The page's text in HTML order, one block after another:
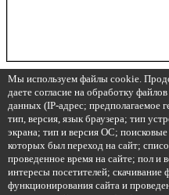
Мы используем файлы cookie.
даете согласие на обработку
данных (IP-адрес; предполагаемое
тип, версия, язык браузера; тип
экрана; тип и версия ОС;
которых был переход на сайт;
проведенное время на сайте; пол и
интересы посетителей;
функционирования сайта и